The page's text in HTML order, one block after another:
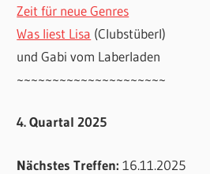
Zeit für neue Genres
Was liest Lisa (Clubstüberl)
und Gabi vom Laberladen
~~~~~~~~~~~~~~~~~~~~~
4. Quartal 2025
Nächstes Treffen:16.11.2025